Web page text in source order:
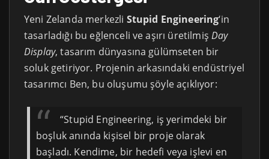
Yeni Zelanda merkezli Stupid Engineering‘in
tasarladığı bu eğlenceli ve aşırı üretilmişDay
Display, tasarım dünyasına gülümseten bir
soluk getiriyor. Projenin arkasındaki endüstriyel
tasarımcı Ben, bu oluşumu şöyle açıklıyor:
“Stupid Engineering, iş yerimdeki bir
boşluk anında kişisel bir proje olarak
başladı. Kendime, bir hedefi veya işlevi en